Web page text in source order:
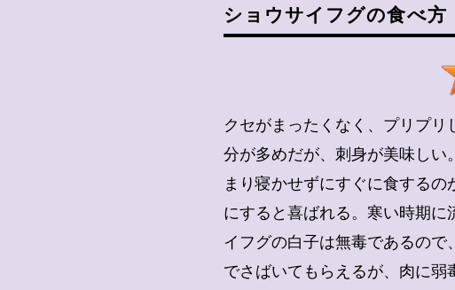
ショウサイフグの食べ方
クセがまったくなく、プリプ
分が多めだが、刺身が美味し
まり寝かせずにすぐに食する
にすると喜ばれる。寒い時期
イフグの白子は無毒であるの
でさばいてもらえるが、肉に